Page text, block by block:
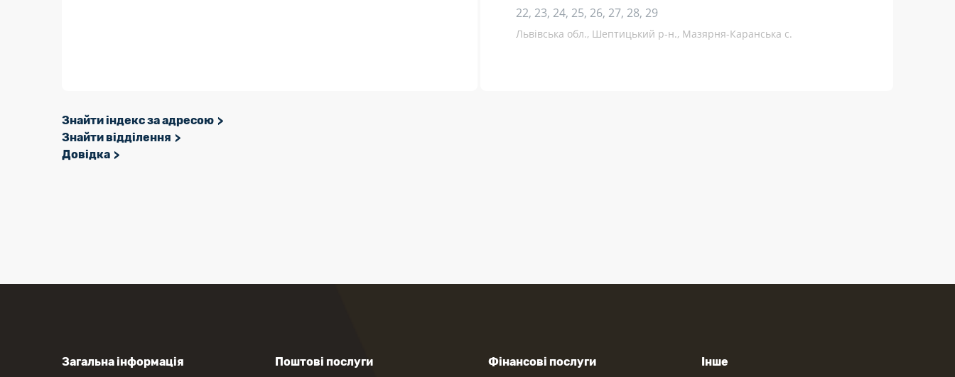
22, 23, 24, 25, 26, 27, 28, 29
Львівська обл., Шептицький р-н., Мазярня-Каранська с.
Знайти індекс за адресою
Знайти відділення
Довідка
Загальна інформація
Поштові послуги
Фінансові послуги
Інше